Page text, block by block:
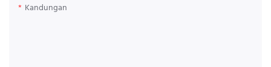
Kandungan